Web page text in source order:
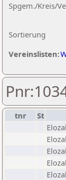
Sortierung
Spgem./Kreis/
Vereinslisten:
tnr St